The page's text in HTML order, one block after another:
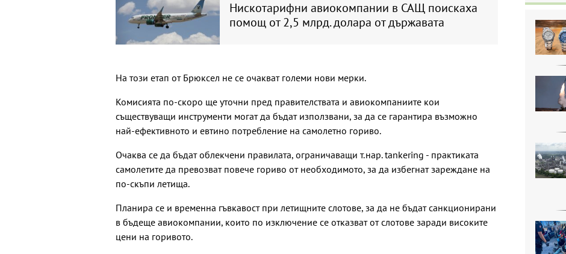
Нискотарифни авиокомпании в САЩ поискаха
помощ от 2,5 млрд. долара от държавата
На този етап от Брюксел не се очакват големи нови мерки.
Комисията по-скоро ще уточни пред правителствата и авиокомпаниите кои
съществуващи инструменти могат да бъдат използвани, за да се гарантира възможно
най-ефективното и евтино потребление на самолетно гориво.
Очаква се да бъдат облекчени правилата, ограничаващи т.нар. tankering - практиката
самолетите да превозват повече гориво от необходимото, за да избегнат зареждане на
по-скъпи летища.
Планира се и временна гъвкавост при летищните слотове, за да не бъдат санкционирани
в бъдеще авиокомпании, които по изключение се отказват от слотове заради високите
цени на горивото.